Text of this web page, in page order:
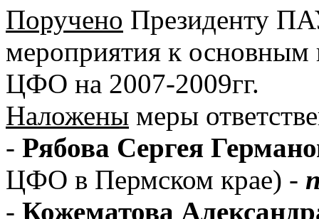
Поручено Президенту
мероприятия к
ЦФО на 2007-2009гг.
Наложены меры
- Рябова Сергея
ЦФО в Пермском крае) -
- Кожематова